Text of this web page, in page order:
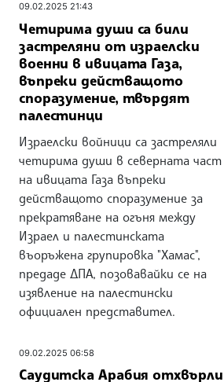
09.02.2025 21:43
Четирима души са били
застреляни от израелски
военни в ивицата Газа,
въпреки действащото
споразумение, твърдят
палестинци
Израелски войници са застреляли
четирима души в северната част
на ивицата Газа въпреки
действащото споразумение за
прекратяване на огъня между
Израел и палестинската
въоръжена групировка "Хамас",
предаде ДПА, позовавайки се на
изявление на палестински
официален представител.
09.02.2025 06:58
Саудитска Арабия отхвърли